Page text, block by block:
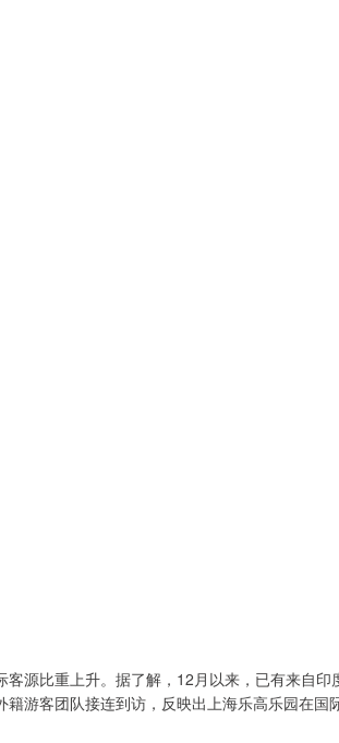
源比重上升。据了解，12月以来，已有来自印
游客团队接连到访，反映出上海乐高乐园在国